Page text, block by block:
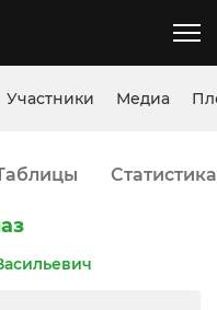
Участники Медиа
Статистика